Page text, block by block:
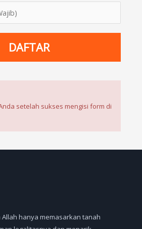
setelah sukses mengisi form di
hanya memasarkan tanah